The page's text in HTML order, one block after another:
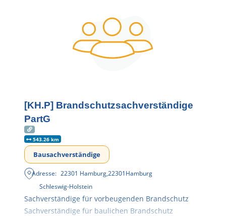
[KH.P] Brandschutzsachverständige
PartG
543.26 km
Bausachverständige
Adresse: 22301 Hamburg,22301Hamburg
Schleswig-Holstein
Sachverständige für vorbeugenden Brandschutz
Sachverständige für baulichen Brandschutz